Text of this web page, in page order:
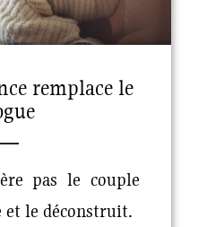
remplace le
pas le couple
et le déconstruit.